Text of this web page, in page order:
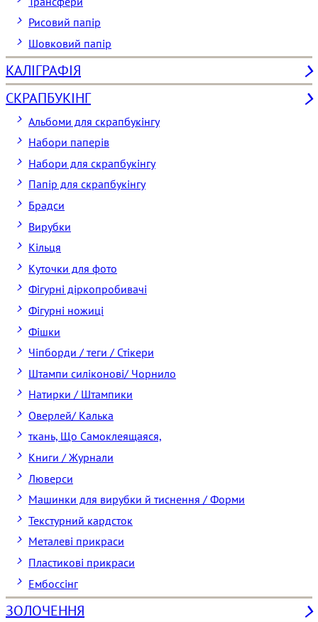
Рисовий папір
Шовковий папір
КАЛІГРАФІЯ
СКРАПБУКІНГ
Альбоми для скрапбукінгу
Набори паперів
Набори для скрапбукінгу
Папір для скрапбукінгу
Брадси
Вирубки
Кільця
Куточки для фото
Фігурні діркопробивачі
Фігурні ножиці
Фішки
Чіпборди / теги / Стікери
Штампи силіконові/ Чорнило
Натирки / Штампики
Оверлей/ Калька
ткань, Що Самоклеящаяся,
Книги / Журнали
Люверси
Машинки для вирубки й тиснення / Форми
Текстурний кардсток
Металеві прикраси
Пластикові прикраси
Ембоссінг
ЗОЛОЧЕННЯ